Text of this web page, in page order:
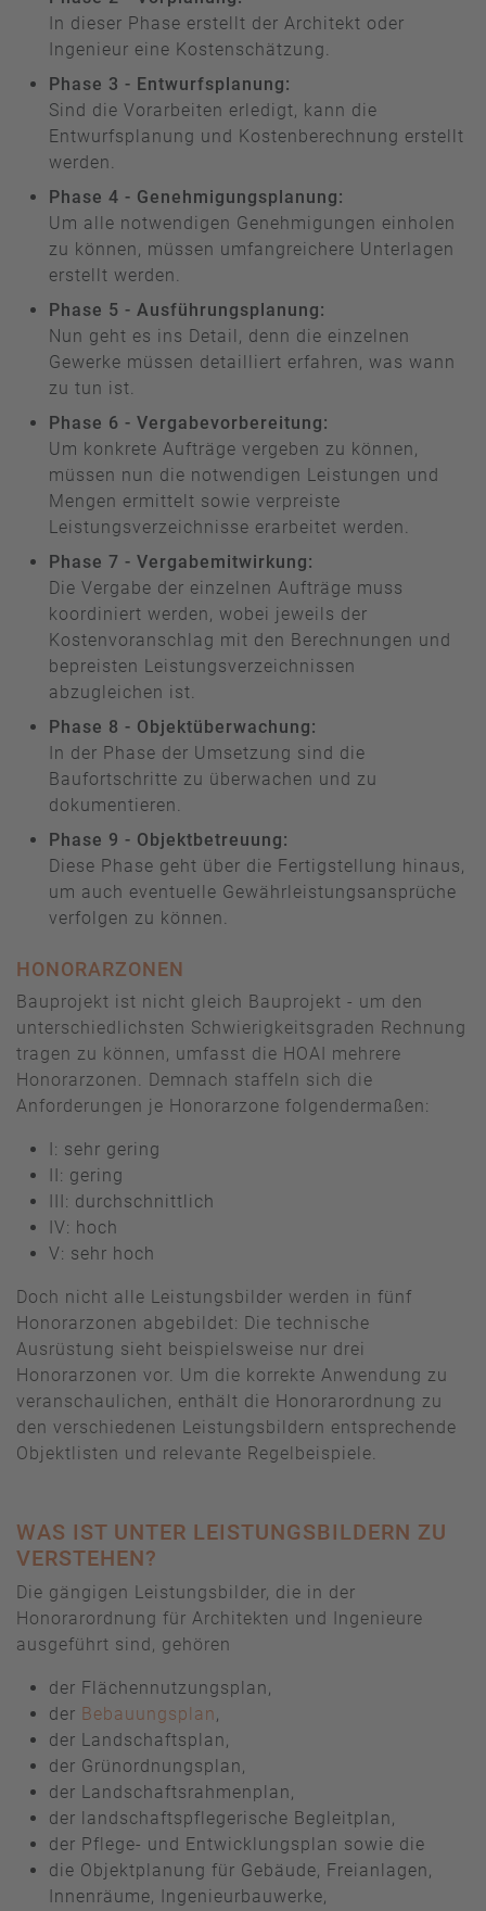
In dieser Phase erstellt der Architekt oder
Ingenieur eine Kostenschätzung.
Phase 3 - Entwurfsplanung:
Sind die Vorarbeiten erledigt, kann die
Entwurfsplanung und Kostenberechnung erstellt
werden.
Phase 4 - Genehmigungsplanung:
Um alle notwendigen Genehmigungen einholen
zu können, müssen umfangreichere Unterlagen
erstellt werden.
Phase 5 - Ausführungsplanung:
Nun geht es ins Detail, denn die einzelnen
Gewerke müssen detailliert erfahren, was wann
zu tun ist.
Phase 6 - Vergabevorbereitung:
Um konkrete Aufträge vergeben zu können,
müssen nun die notwendigen Leistungen und
Mengen ermittelt sowie verpreiste
Leistungsverzeichnisse erarbeitet werden.
Phase 7 - Vergabemitwirkung:
Die Vergabe der einzelnen Aufträge muss
koordiniert werden, wobei jeweils der
Kostenvoranschlag mit den Berechnungen und
bepreisten Leistungsverzeichnissen
abzugleichen ist.
Phase 8 - Objektüberwachung:
In der Phase der Umsetzung sind die
Baufortschritte zu überwachen und zu
dokumentieren.
Phase 9 - Objektbetreuung:
Diese Phase geht über die Fertigstellung hinaus,
um auch eventuelle Gewährleistungsansprüche
verfolgen zu können.
HONORARZONEN
Bauprojekt ist nicht gleich Bauprojekt - um den
unterschiedlichsten Schwierigkeitsgraden Rechnung
tragen zu können, umfasst die HOAI mehrere
Honorarzonen. Demnach staffeln sich die
Anforderungen je Honorarzone folgendermaßen:
I: sehr gering
II: gering
III: durchschnittlich
IV: hoch
V: sehr hoch
Doch nicht alle Leistungsbilder werden in fünf
Honorarzonen abgebildet: Die technische
Ausrüstung sieht beispielsweise nur drei
Honorarzonen vor. Um die korrekte Anwendung zu
veranschaulichen, enthält die Honorarordnung zu
den verschiedenen Leistungsbildern entsprechende
Objektlisten und relevante Regelbeispiele.
WAS IST UNTER LEISTUNGSBILDERN ZU
VERSTEHEN?
Die gängigen Leistungsbilder, die in der
Honorarordnung für Architekten und Ingenieure
ausgeführt sind, gehören
der Flächennutzungsplan,
der Bebauungsplan,
der Landschaftsplan,
der Grünordnungsplan,
der Landschaftsrahmenplan,
der landschaftspflegerische Begleitplan,
der Pflege- und Entwicklungsplan sowie die
die Objektplanung für Gebäude, Freianlagen,
Innenräume, Ingenieurbauwerke,